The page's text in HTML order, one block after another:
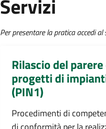
Servizi
Per presentare la pratica accedi
Rilascio del
progetti di
(PIN1)
Procedimenti di